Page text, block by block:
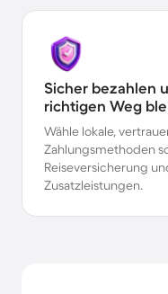
Sicher bezahlen
richtigen Weg
Wähle lokale,
Zahlungsmethoden
Reiseversicherung
Zusatzleistungen.